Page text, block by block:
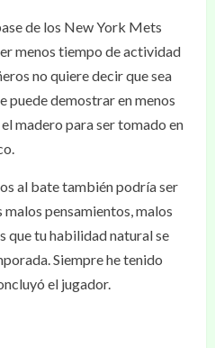
de los New York Mets
menos tiempo de actividad
no quiere decir que sea
puede demostrar en menos
madero para ser tomado en
al bate también podría ser
pensamientos, malos
que tu habilidad natural se
Siempre he tenido
el jugador.